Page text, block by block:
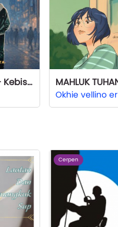
Hening - Kebisingan Penuh Warna
Cerpen